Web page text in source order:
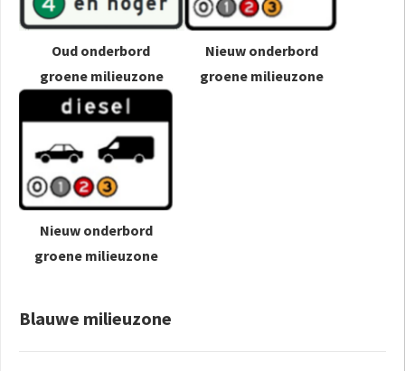
Oud onderbord
groene milieuzone
Nieuw onderbord
groene milieuzone
Nieuw onderbord
groene milieuzone
Blauwe milieuzone